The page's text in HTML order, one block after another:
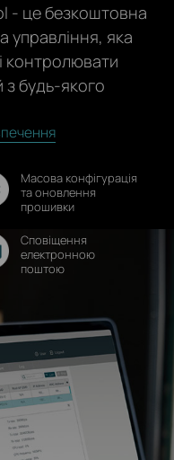
- це безкоштовна
управління, яка
контролювати
будь-якого
Масова конфігурація
та оновлення
прошивки
Сповіщення
електронною
поштою